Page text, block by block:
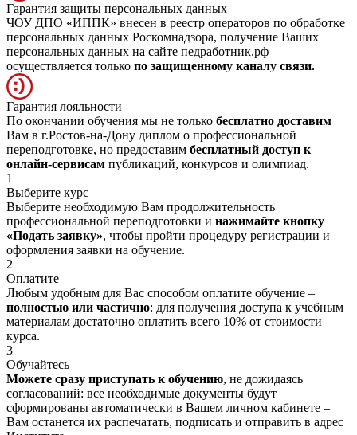
Гарантия защиты персональных данных
ЧОУ ДПО «ИППК» внесен в реестр операторов по обработке
персональных данных Роскомнадзора, получение Ваших
персональных данных на сайте педработник.рф
осуществляется только по защищенному каналу связи.
Гарантия лояльности
По окончании обучения мы не только бесплатно доставим
Вам в г.Ростов-на-Дону диплом о профессиональной
переподготовке, но предоставим бесплатный доступ к
онлайн-сервисам публикаций, конкурсов и олимпиад.
1
Выберите курс
Выберите необходимую Вам продолжительность
профессиональной переподготовки и нажимайте кнопку
«Подать заявку», чтобы пройти процедуру регистрации и
оформления заявки на обучение.
2
Оплатите
Любым удобным для Вас способом оплатите обучение –
полностью или частично: для получения доступа к учебным
материалам достаточно оплатить всего 10% от стоимости
курса.
3
Обучайтесь
Можете сразу приступать к обучению, не дожидаясь
согласований: все необходимые документы будут
сформированы автоматически в Вашем личном кабинете –
Вам останется их распечатать, подписать и отправить в адрес